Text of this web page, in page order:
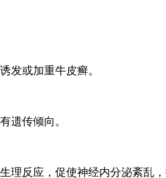
发或加重牛皮癣。
遗传倾向。
理反应，促使神经内分泌紊乱